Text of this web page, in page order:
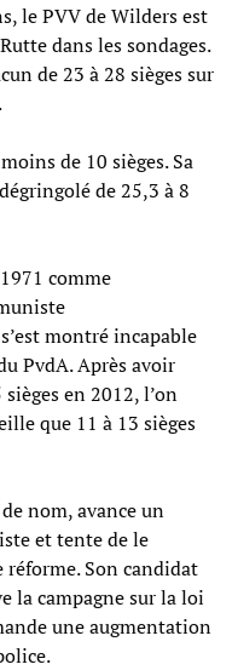
le PVV de Wilders est
dans les sondages.
de 23 à 28 sièges sur
de 10 sièges. Sa
de 25,3 à 8
comme
montré incapable
PvdA. Après avoir
en 2012, l’on
que 11 à 13 sièges
nom, avance un
et tente de le
réforme. Son candidat
la campagne sur la loi
une augmentation